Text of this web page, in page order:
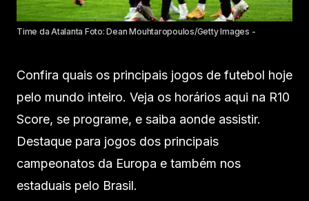
Time da Atalanta Foto: Dean Mouhtaropoulos/Getty Images -
Confira quais os principais jogos de futebol hoje
pelo mundo inteiro. Veja os horários aqui na R10
Score, se programe, e saiba aonde assistir.
Destaque para jogos dos principais
campeonatos da Europa e também nos
estaduais pelo Brasil.